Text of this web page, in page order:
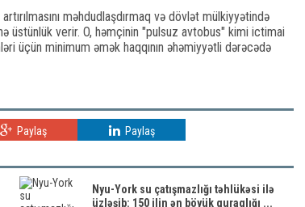
məhdudlaşdırmaq və dövlət mülkiyyətində
üstünlük verir. O, həmçinin "pulsuz avtobus" kimi ictimai
üçün minimum əmək haqqının əhəmiyyətli dərəcədə
Paylaş Paylaş
Nyu-York su çatışmazlığı təhlükəsi ilə
üzləşib: 150 ilin ən böyük quraqlığı ...